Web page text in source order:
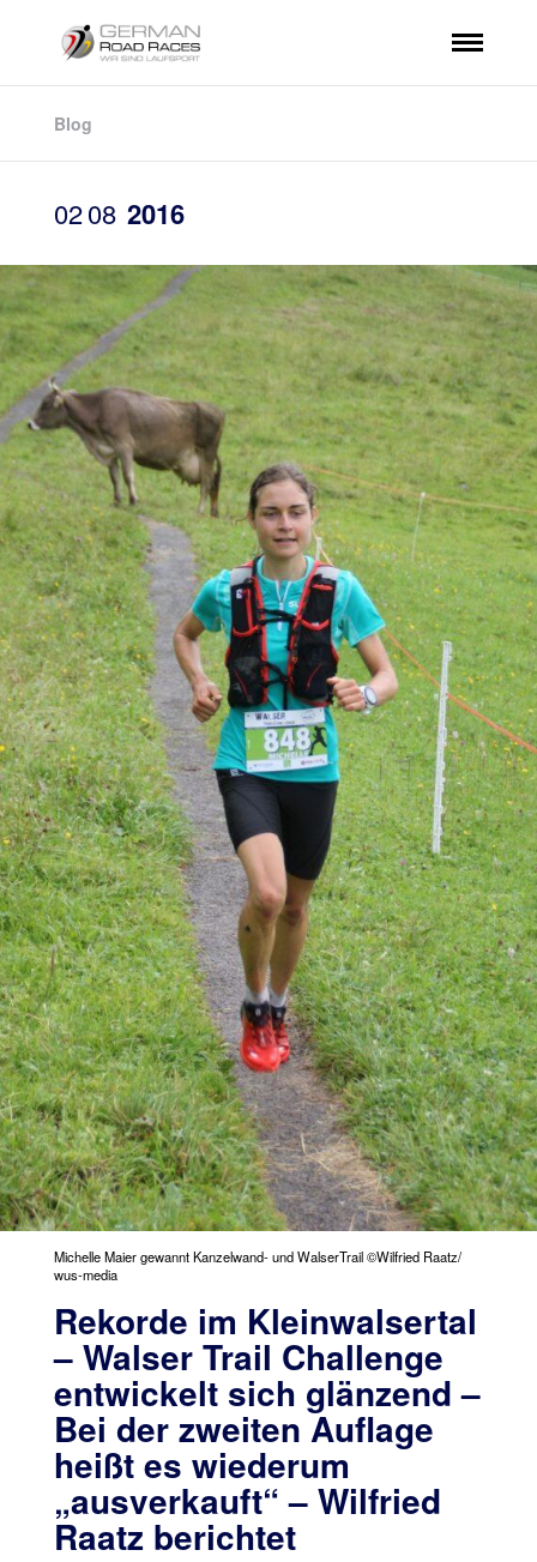
Blog
0208 2016
Michelle Maier gewannt Kanzelwand- und WalserTrail ©Wilfried Raatz/
wus-media
Rekorde im Kleinwalsertal
– Walser Trail Challenge
entwickelt sich glänzend –
Bei der zweiten Auflage
heißt es wiederum
„ausverkauft“ – Wilfried
Raatz berichtet